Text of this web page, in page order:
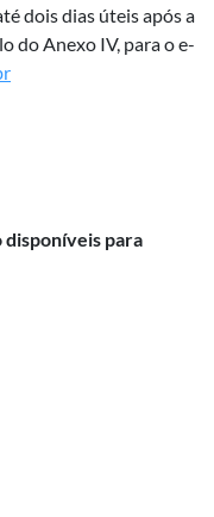
dois dias úteis após a
do Anexo IV, para o e-
disponíveis para